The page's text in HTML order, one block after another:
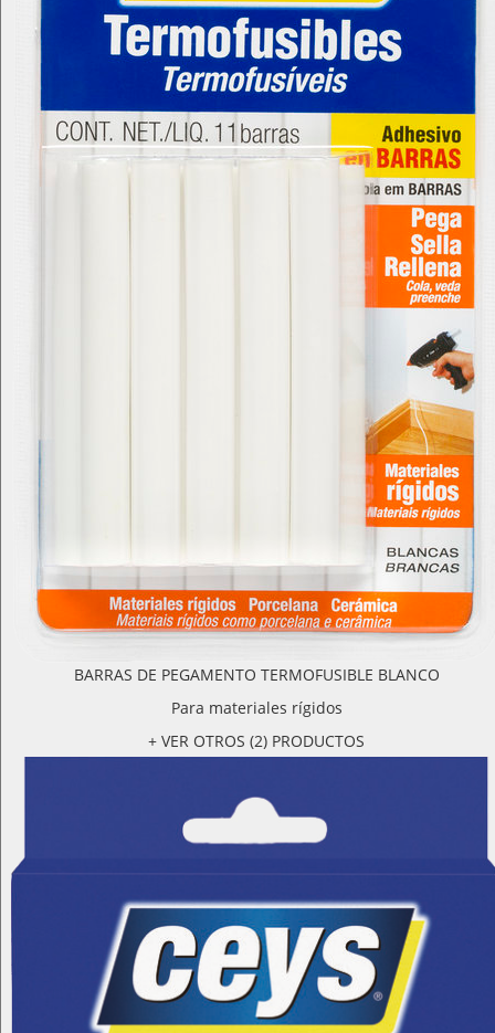
BARRAS DE PEGAMENTO TERMOFUSIBLE BLANCO
Para materiales rígidos
+ VER OTROS (2) PRODUCTOS